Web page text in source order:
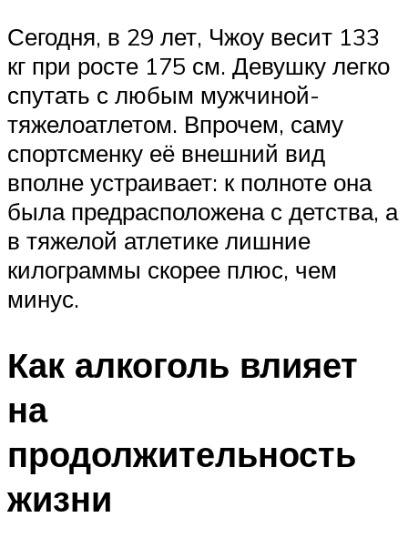
Сегодня, в 29 лет, Чжоу весит 133
кг при росте 175 см. Девушку легко
спутать с любым мужчиной-
тяжелоатлетом. Впрочем, саму
спортсменку её внешний вид
вполне устраивает: к полноте она
была предрасположена с детства, а
в тяжелой атлетике лишние
килограммы скорее плюс, чем
минус.
Как алкоголь влияет
на
продолжительность
жизни